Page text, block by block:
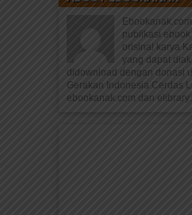
publikasi
orisinal karya
yang dapat
didownload dengan donasi
Gerakan Indonesia Cerdas
ebookanak.com dan